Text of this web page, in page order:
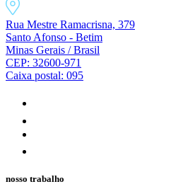
Rua Mestre Ramacrisna, 379
Santo Afonso - Betim
Minas Gerais / Brasil
CEP: 32600-971
Caixa postal: 095
nosso trabalho